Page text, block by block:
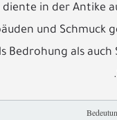
in der Antike
und Schmuck
Bedrohung als